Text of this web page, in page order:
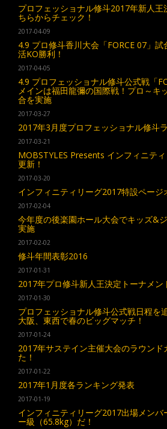
プロフェッショナル修斗2017年新人王
ちらからチェック！
2017-04-09
4.9 プロ修斗香川大会「FORCE 07」
活KO勝利！
2017-04-05
4.9 プロフェッショナル修斗公式戦「
メインは福田龍彌の国際戦！プロ～キ
合を実施
2017-03-27
2017年3月度プロフェッショナル修斗
2017-03-21
MOBSTYLES Presents インフィニテ
更新！
2017-03-20
インフィニティリーグ2017特設ページ
2017-02-04
今年度の後楽園ホール大会でキッズ&
実施
2017-02-02
修斗年間表彰2016
2017-01-31
2017年プロ修斗新人王決定トーナメン
2017-01-30
プロフェッショナル修斗公式戦日程
大阪、東西で春のビッグマッチ！
2017-01-24
2017年サステイン主催大会のラウンド
た！
2017-01-22
2017年1月度各ランキング発表
2017-01-19
インフィニティリーグ2017出場メン
ー級（65.8kg）だ！